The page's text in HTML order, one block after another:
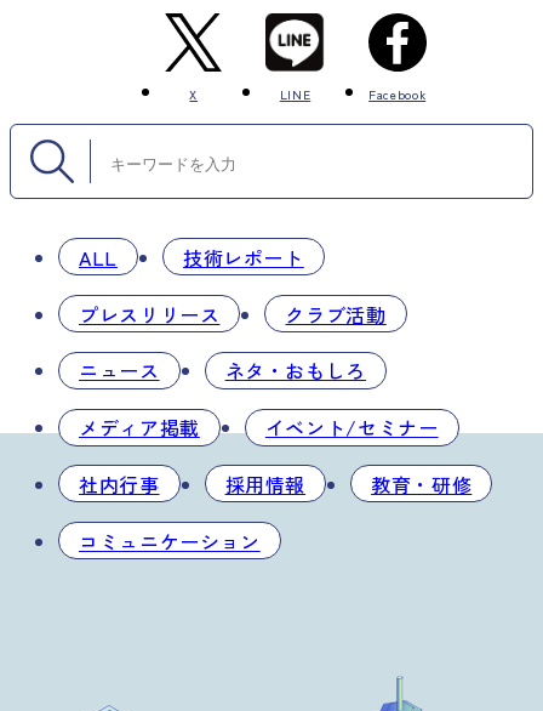
X LINE Facebook
ALL
技術レポート
プレスリリース
クラブ活動
ニュース
ネタ・おもしろ
メディア掲載
イベント/セミナー
社内行事
採用情報
教育・研修
コミュニケーション